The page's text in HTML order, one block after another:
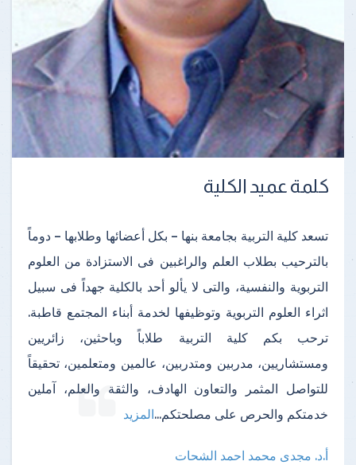
كلمة عميد الكلية
تسعد كلية التربية بجامعة بنها – بكل أعضائها وطلابها – دوماً
بالترحيب بطلاب العلم والراغبين فى الاستزادة من العلوم
التربوية والنفسية، والتى لا يألو أحد بالكلية جهداً فى سبيل
اثراء العلوم التربوية وتوظيفها لخدمة أبناء المجتمع قاطبة.
ترحب بكم كلية التربية طلاباً وباحثين، زائريين
ومستشاريين، مدربين ومتدربين، عالمين ومتعلمين، تحقيقاً
للتواصل المثمر والتعاون الهادف، والثقة والعلم، آملين
خدمتكم والحرص على مصلحتكم...المزيد
أ.د. مجدى محمد احمد الشحات